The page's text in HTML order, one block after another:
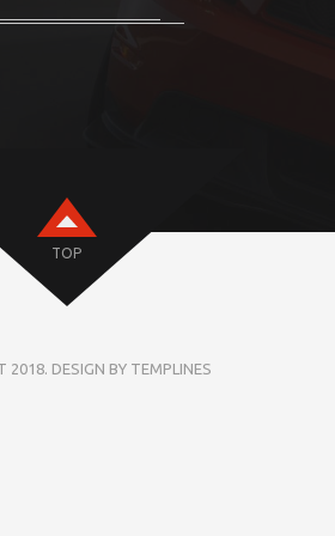
TOP
2018. DESIGN BY TEMPLINES